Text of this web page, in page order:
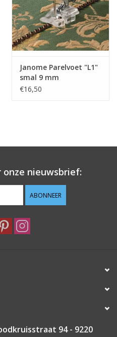
Janome Parelvoet "L1"
smal 9 mm
€16,50
nieuwsbrief:
ABONNEER
94 - 9220